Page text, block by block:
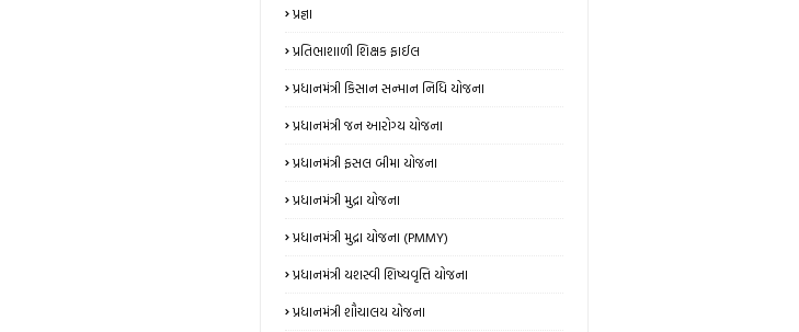
પ્રજ્ઞા
પ્રતિભાશાળી શિક્ષક ફાઈલ
પ્રધાનમંત્રી કિસાન સન્માન નિધિ યોજના
પ્રધાનમંત્રી જન આરોગ્ય યોજના
પ્રધાનમંત્રી ફસલ બીમા યોજના
પ્રધાનમંત્રી મુદ્રા યોજના
પ્રધાનમંત્રી મુદ્રા યોજના (PMMY)
પ્રધાનમંત્રી યશસ્વી શિષ્યવૃત્તિ યોજના
પ્રધાનમંત્રી શૌચાલય યોજના